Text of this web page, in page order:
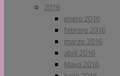
2016
enero 2016
febrero 2016
marzo 2016
abril 2016
Mayo 2016